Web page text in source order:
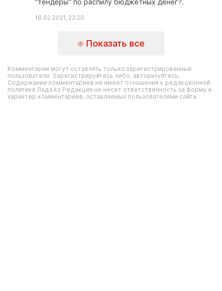
"тендеры" по распилу бюджетных денег?.
18.02.2021, 22:20
Показать все
Комментарии могут оставлять только зарегистрированные
пользователи. Зарегистрируйтесь либо, авторизуйтесь.
Содержание комментариев не имеет отношения к редакционной
политике Лада.kz.Редакция не несет ответственность за форму и
характер комментариев, оставляемых пользователями сайта.